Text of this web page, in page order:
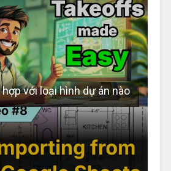
với loại hình dự án nào